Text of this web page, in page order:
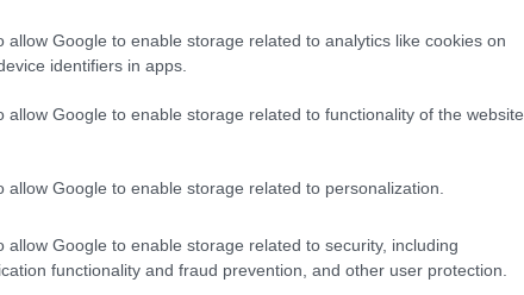
allow Google to enable storage related to analytics like cookies on
identifiers in apps.
allow Google to enable storage related to functionality of the website
allow Google to enable storage related to personalization.
allow Google to enable storage related to security, including
functionality and fraud prevention, and other user protection.
de col y manzana, y vierte el aliño por
cubierto. Sirve con las rodajas de pastrami, los
las virutas de gruyère.
de col la noche anterior. Al día siguiente,
añade el aderezo. La ensalada de col
cerrado en la nevera durante 2-3 días.